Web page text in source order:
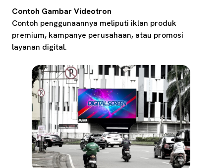
Contoh Gambar Videotron
Contoh penggunaannya meliputi iklan produk
premium, kampanye perusahaan, atau promosi
layanan digital.